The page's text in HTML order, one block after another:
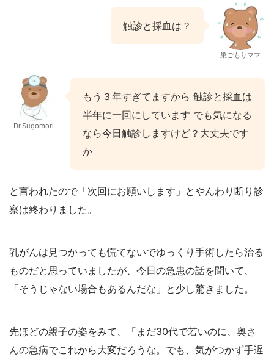
触診と採血は？
巣ごもりママ
Dr.Sugomori
もう３年すぎてますから 触診と採血は
半年に一回にしています でも気になる
なら今日触診しますけど？大丈夫です
か
と言われたので「次回にお願いします」とやんわり断り診
察は終わりました。
乳がんは見つかっても慌てないでゆっくり手術したら治る
ものだと思っていましたが、今日の急患の話を聞いて、
「そうじゃない場合もあるんだな」と少し驚きました。
先ほどの親子の姿をみて、「まだ30代で若いのに、奥さ
んの急病でこれから大変だろうな。でも、気がつかず手遅